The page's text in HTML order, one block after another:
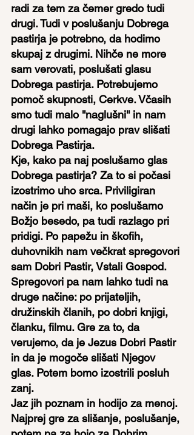
radi za tem za čemer gredo tudi
drugi. Tudi v poslušanju Dobrega
pastirja je potrebno, da hodimo
skupaj z drugimi. Nihče ne more
sam verovati, poslušati glasu
Dobrega pastirja. Potrebujemo
pomoč skupnosti, Cerkve. Včasih
smo tudi malo ''naglušni'' in nam
drugi lahko pomagajo prav slišati
Dobrega Pastirja.
Kje, kako pa naj poslušamo glas
Dobrega pastirja? Za to si počasi
izostrimo uho srca. Priviligiran
način je pri maši, ko poslušamo
Božjo besedo, pa tudi razlago pri
pridigi. Po papežu in škofih,
duhovnikih nam večkrat spregovori
sam Dobri Pastir, Vstali Gospod.
Spregovori pa nam lahko tudi na
druge načine: po prijateljih,
družinskih članih, po dobri knjigi,
članku, filmu. Gre za to, da
verujemo, da je Jezus Dobri Pastir
in da je mogoče slišati Njegov
glas. Potem bomo izostrili posluh
zanj.
Jaz jih poznam in hodijo za menoj.
Najprej gre za slišanje, poslušanje,